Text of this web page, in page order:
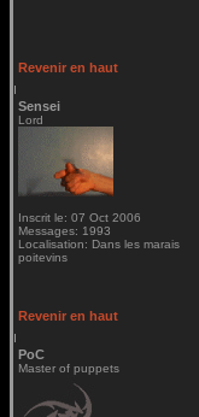
Revenir en haut
Sensei
Lord
Inscrit le: 07 Oct 2006
Messages: 1993
Localisation: Dans les marais
poitevins
Revenir en haut
PoC
Master of puppets